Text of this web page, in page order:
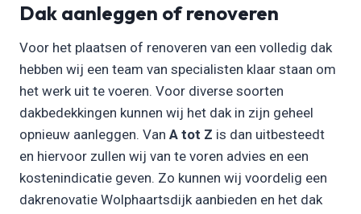
Dak aanleggen of renoveren
Voor het plaatsen of renoveren van een volledig dak
hebben wij een team van specialisten klaar staan om
het werk uit te voeren. Voor diverse soorten
dakbedekkingen kunnen wij het dak in zijn geheel
opnieuw aanleggen. Van A tot Z is dan uitbesteedt
en hiervoor zullen wij van te voren advies en een
kostenindicatie geven. Zo kunnen wij voordelig een
dakrenovatie Wolphaartsdijk aanbieden en het dak